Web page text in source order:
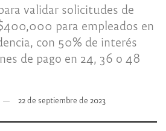
validar solicitudes de
para empleados en
con 50% de interés
de pago en 24, 36 o 48
22 de septiembre de 2023